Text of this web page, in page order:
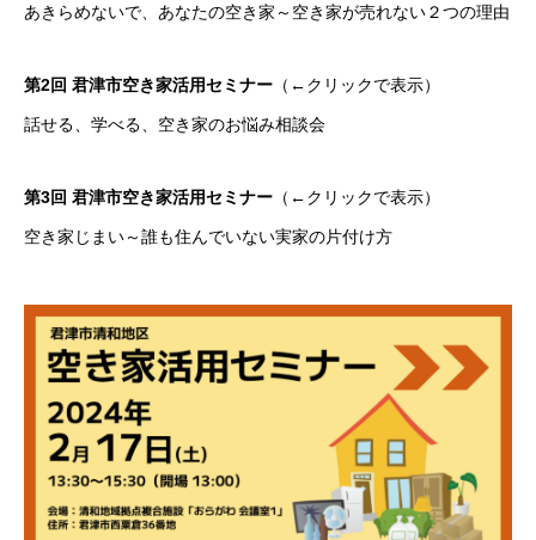
あきらめないで、あなたの空き家～空き家が売れない２つの理由
第2回 君津市空き家活用セミナー （←クリックで表示）
話せる、学べる、空き家のお悩み相談会
第3回 君津市空き家活用セミナー （←クリックで表示）
空き家じまい～誰も住んでいない実家の片付け方